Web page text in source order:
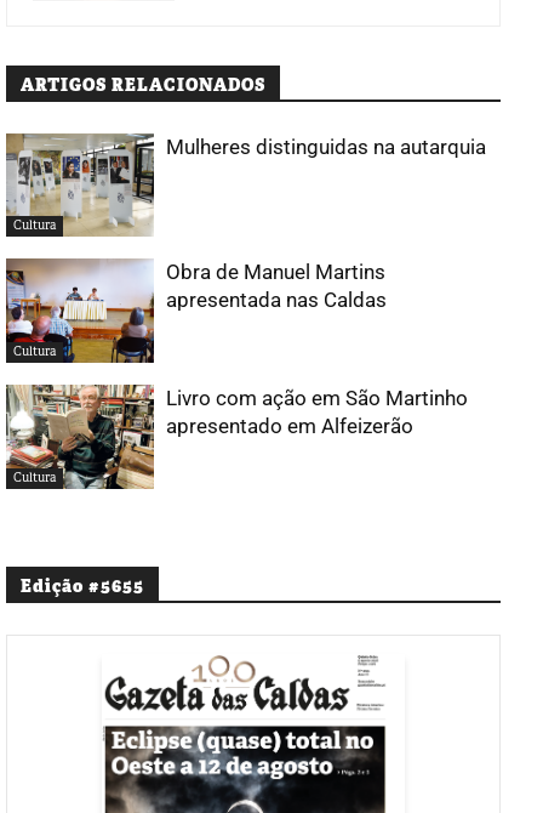
ARTIGOS RELACIONADOS
Cultura
Mulheres distinguidas na autarquia
Cultura
Obra de Manuel Martins
apresentada nas Caldas
Cultura
Livro com ação em São Martinho
apresentado em Alfeizerão
Edição #5655